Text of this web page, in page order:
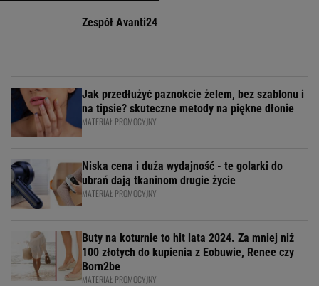
Zespół Avanti24
Jak przedłużyć paznokcie żelem, bez szablonu i
na tipsie? skuteczne metody na piękne dłonie
MATERIAŁ PROMOCYJNY
Niska cena i duża wydajność - te golarki do
ubrań dają tkaninom drugie życie
MATERIAŁ PROMOCYJNY
Buty na koturnie to hit lata 2024. Za mniej niż
100 złotych do kupienia z Eobuwie, Renee czy
Born2be
MATERIAŁ PROMOCYJNY